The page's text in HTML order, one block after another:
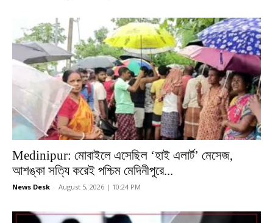
Medinipur: মোবাইলে এসেছিল ‘হাই এলার্ট’ মেসেজ,
আশঙ্কা সত্যি করেই পশ্চিম মেদিনীপুরে...
News Desk - August 5, 2026 | 10:24 PM